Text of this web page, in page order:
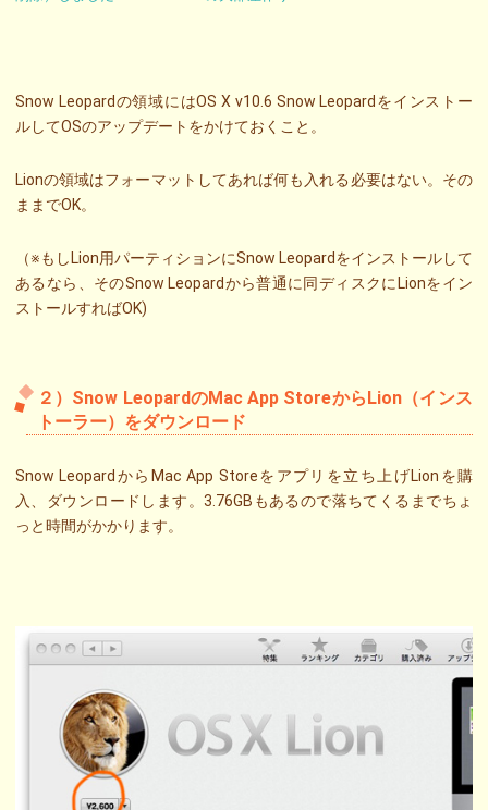
Snow Leopardの領域にはOS X v10.6 Snow Leopardをインストー
ルしてOSのアップデートをかけておくこと。
Lionの領域はフォーマットしてあれば何も入れる必要はない。その
ままでOK。
（※もしLion用パーティションにSnow Leopardをインストールして
あるなら、そのSnow Leopardから普通に同ディスクにLionをイン
ストールすればOK)
２）Snow LeopardのMac App StoreからLion（インス
トーラー）をダウンロード
Snow LeopardからMac App Storeをアプリを立ち上げLionを購
入、ダウンロードします。3.76GBもあるので落ちてくるまでちょ
っと時間がかかります。